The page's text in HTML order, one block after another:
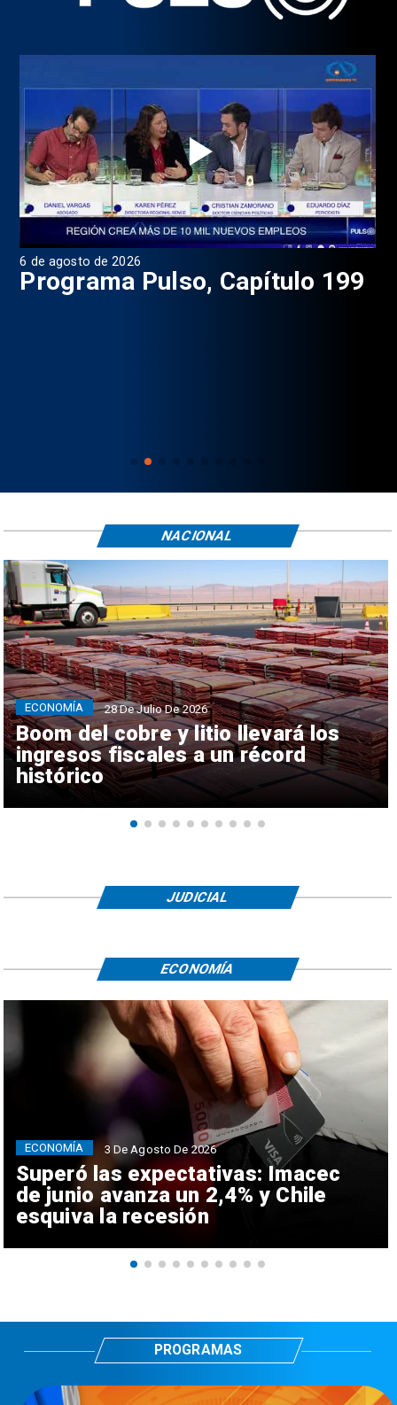
6 de agosto de 2026
Programa Pulso, Capítulo 199
Boom del cobre y litio llevará los
ingresos fiscales a un récord
histórico
ECONOMÍA 28 De Julio De 2026
NACIONAL
JUDICIAL
Superó las expectativas: Imacec
de junio avanza un 2,4% y Chile
esquiva la recesión
ECONOMÍA 3 De Agosto De 2026
ECONOMÍA
PROGRAMAS